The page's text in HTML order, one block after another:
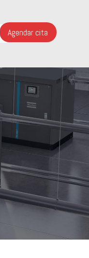
Agendar cita